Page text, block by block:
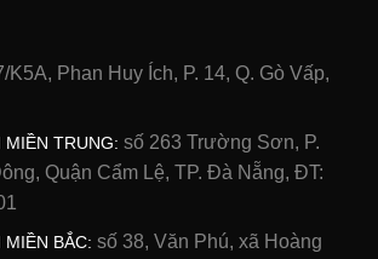
K5A, Phan Huy Ích, P. 14, Q. Gò Vấp,
MIỀN TRUNG: số 263 Trường Sơn, P.
Quận Cẩm Lệ, TP. Đà Nẵng, ĐT:
MIỀN BẮC: số 38, Văn Phú, xã Hoàng